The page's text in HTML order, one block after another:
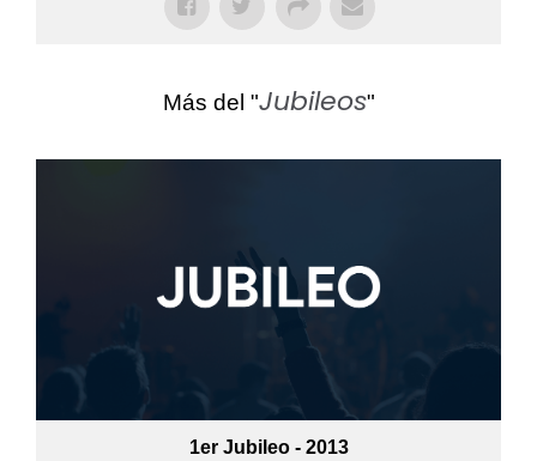
Más del "Jubileos"
1er Jubileo - 2013